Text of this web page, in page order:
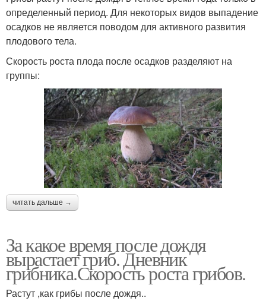
определенный период. Для некоторых видов выпадение
осадков не является поводом для активного развития
плодового тела.
Скорость роста плода после осадков разделяют на
группы:
читать дальше →
За какое время после дождя
вырастает гриб. Дневник
грибника.Скорость роста грибов.
Растут ,как грибы после дождя..